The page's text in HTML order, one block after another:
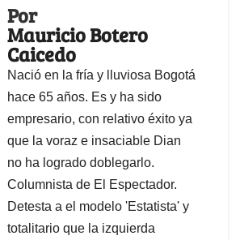
Por
Mauricio Botero
Caicedo
Nació en la fría y lluviosa Bogotá
hace 65 años. Es y ha sido
empresario, con relativo éxito ya
que la voraz e insaciable Dian
no ha logrado doblegarlo.
Columnista de El Espectador.
Detesta a el modelo 'Estatista' y
totalitario que la izquierda